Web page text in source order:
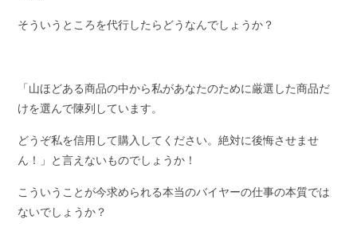
そういうところを代行したらどうなんでしょうか？
「山ほどある商品の中から私があなたのために厳選した商品だ
けを選んで陳列しています。
どうぞ私を信用して購入してください。絶対に後悔させませ
ん！」と言えないものでしょうか！
こういうことが今求められる本当のバイヤーの仕事の本質では
ないでしょうか？